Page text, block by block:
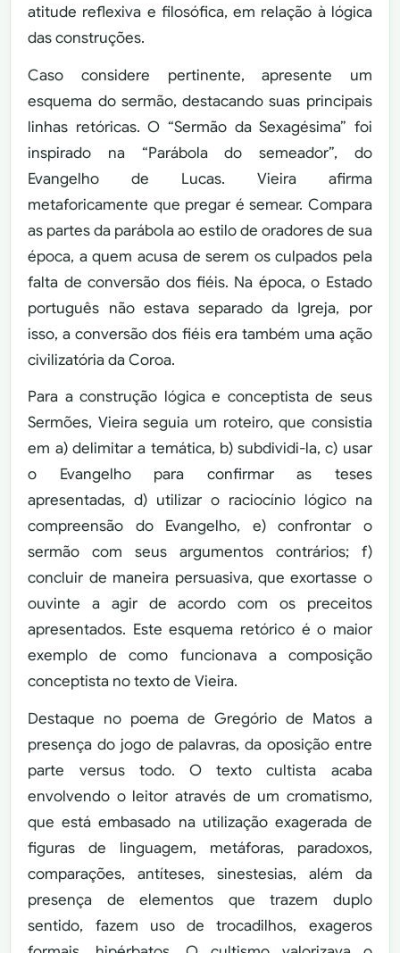
atitude reflexiva e filosófica, em relação à lógica
das construções.
Caso considere pertinente, apresente um
esquema do sermão, destacando suas principais
linhas retóricas. O “Sermão da Sexagésima” foi
inspirado na “Parábola do semeador”, do
Evangelho de Lucas. Vieira afirma
metaforicamente que pregar é semear. Compara
as partes da parábola ao estilo de oradores de sua
época, a quem acusa de serem os culpados pela
falta de conversão dos fiéis. Na época, o Estado
português não estava separado da Igreja, por
isso, a conversão dos fiéis era também uma ação
civilizatória da Coroa.
Para a construção lógica e conceptista de seus
Sermões, Vieira seguia um roteiro, que consistia
em a) delimitar a temática, b) subdividi-la, c) usar
o Evangelho para confirmar as teses
apresentadas, d) utilizar o raciocínio lógico na
compreensão do Evangelho, e) confrontar o
sermão com seus argumentos contrários; f)
concluir de maneira persuasiva, que exortasse o
ouvinte a agir de acordo com os preceitos
apresentados. Este esquema retórico é o maior
exemplo de como funcionava a composição
conceptista no texto de Vieira.
Destaque no poema de Gregório de Matos a
presença do jogo de palavras, da oposição entre
parte versus todo. O texto cultista acaba
envolvendo o leitor através de um cromatismo,
que está embasado na utilização exagerada de
figuras de linguagem, metáforas, paradoxos,
comparações, antíteses, sinestesias, além da
presença de elementos que trazem duplo
sentido, fazem uso de trocadilhos, exageros